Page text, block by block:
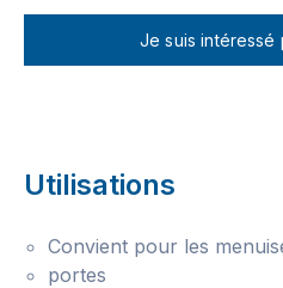
Je suis
Utilisations
Convient pour les
portes